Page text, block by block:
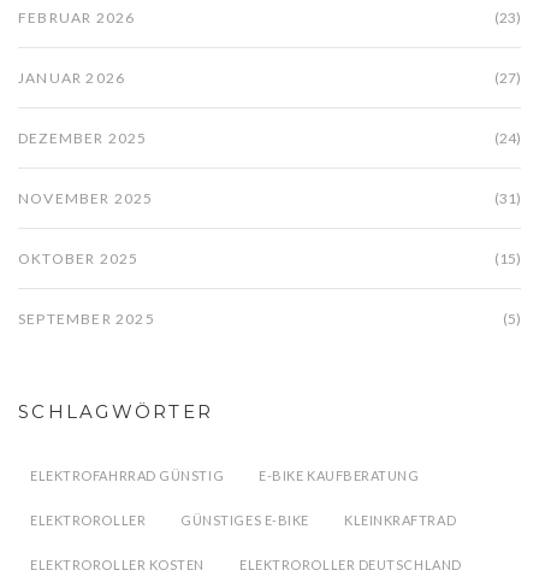
FEBRUAR 2026 (23)
JANUAR 2026 (27)
DEZEMBER 2025 (24)
NOVEMBER 2025 (31)
OKTOBER 2025 (15)
SEPTEMBER 2025 (5)
SCHLAGWÖRTER
ELEKTROFAHRRAD GÜNSTIG E-BIKE KAUFBERATUNG
ELEKTROROLLER GÜNSTIGES E-BIKE KLEINKRAFTRAD
ELEKTROROLLER KOSTEN ELEKTROROLLER DEUTSCHLAND